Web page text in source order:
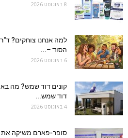
8 באוגוסט 2026
למה אנחנו צוחקים?
הסוד –...
6 באוגוסט 2026
קונים דוד שמש? מה
דוד שמש...
4 באוגוסט 2026